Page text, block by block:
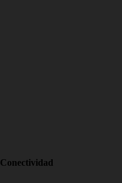
Conectividad